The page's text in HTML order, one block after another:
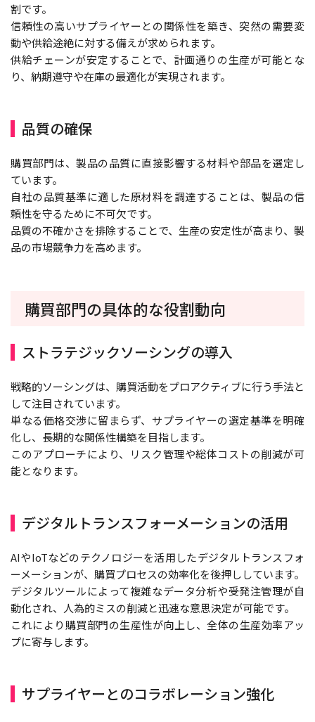
割です。
信頼性の高いサプライヤーとの関係性を築き、突然の需要変
動や供給途絶に対する備えが求められます。
供給チェーンが安定することで、計画通りの生産が可能とな
り、納期遵守や在庫の最適化が実現されます。
品質の確保
購買部門は、製品の品質に直接影響する材料や部品を選定し
ています。
自社の品質基準に適した原材料を調達することは、製品の信
頼性を守るために不可欠です。
品質の不確かさを排除することで、生産の安定性が高まり、製
品の市場競争力を高めます。
購買部門の具体的な役割動向
ストラテジックソーシングの導入
戦略的ソーシングは、購買活動をプロアクティブに行う手法と
して注目されています。
単なる価格交渉に留まらず、サプライヤーの選定基準を明確
化し、長期的な関係性構築を目指します。
このアプローチにより、リスク管理や総体コストの削減が可
能となります。
デジタルトランスフォーメーションの活用
AIやIoTなどのテクノロジーを活用したデジタルトランスフォ
ーメーションが、購買プロセスの効率化を後押ししています。
デジタルツールによって複雑なデータ分析や受発注管理が自
動化され、人為的ミスの削減と迅速な意思決定が可能です。
これにより購買部門の生産性が向上し、全体の生産効率アッ
プに寄与します。
サプライヤーとのコラボレーション強化